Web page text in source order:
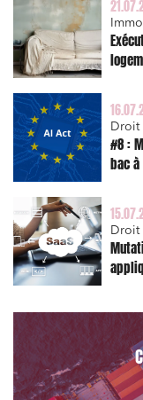
Droit
#8 :
bac
Droit
Relations
Associations
solidaire
Media et
Immobilier et
Entreprises
Mobilité et